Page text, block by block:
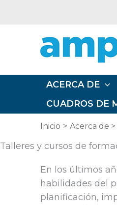
ACERCA DE
CUADROS DE
Inicio Acerca de
Talleres y cursos de
En los últimos
habilidades del
planificación,